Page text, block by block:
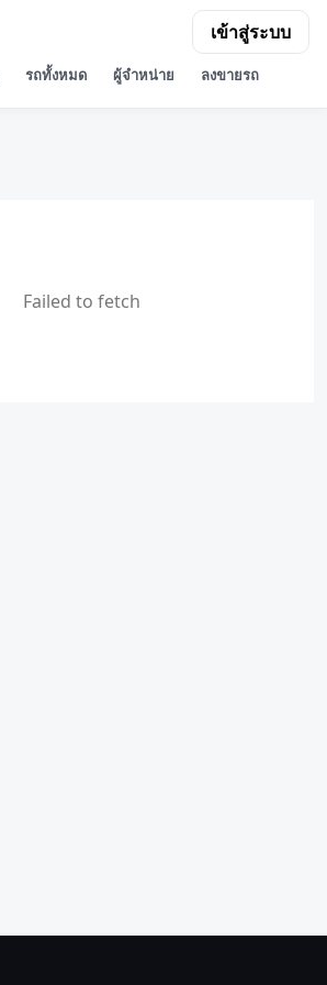
รถทั้งหมด ผู้จำหน่าย ลงขายรถ
เข้าสู่ระบบ
Failed to fetch